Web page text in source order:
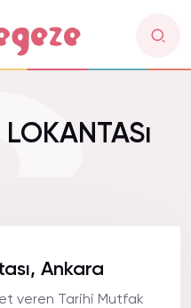
Ankara
veren Tarihi Mutfak